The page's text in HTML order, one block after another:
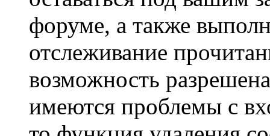
форуме, а также
отслеживание
возможность
имеются проблемы с